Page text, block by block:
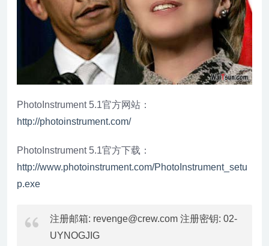
PhotoInstrument 5.1官方网站：
http://photoinstrument.com/
PhotoInstrument 5.1官方下载：
http://www.photoinstrument.com/PhotoInstrument_setu
p.exe
注册邮箱: revenge@crew.com 注册密钥: 02-
UYNOGJIG